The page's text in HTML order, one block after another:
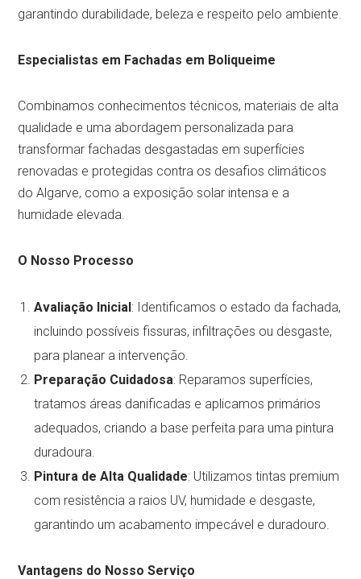
garantindo durabilidade, beleza e respeito pelo ambiente.
Especialistas em Fachadas em Boliqueime
Combinamos conhecimentos técnicos, materiais de alta
qualidade e uma abordagem personalizada para
transformar fachadas desgastadas em superfícies
renovadas e protegidas contra os desafios climáticos
do Algarve, como a exposição solar intensa e a
humidade elevada.
O Nosso Processo
Avaliação Inicial: Identificamos o estado da fachada,
incluindo possíveis fissuras, infiltrações ou desgaste,
para planear a intervenção.
Preparação Cuidadosa: Reparamos superfícies,
tratamos áreas danificadas e aplicamos primários
adequados, criando a base perfeita para uma pintura
duradoura.
Pintura de Alta Qualidade: Utilizamos tintas premium
com resistência a raios UV, humidade e desgaste,
garantindo um acabamento impecável e duradouro.
Vantagens do Nosso Serviço